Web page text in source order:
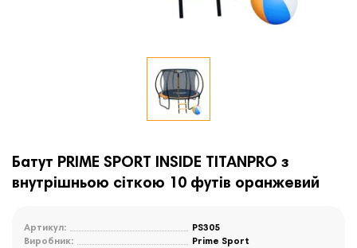
Батут PRIME SPORT INSIDE TITANPRO з
внутрішньою сіткою 10 футів оранжевий
Артикул:
PS305
Виробник:
Prime Sport